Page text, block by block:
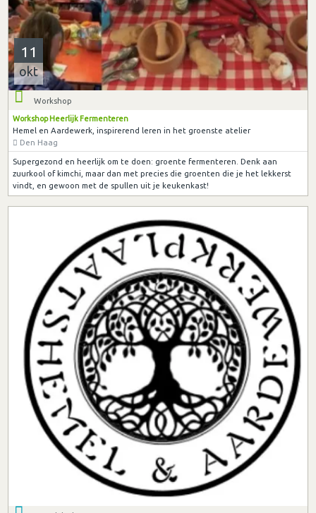
11
okt
Workshop
Workshop Heerlijk Fermenteren
Hemel en Aardewerk, inspirerend leren in het groenste atelier
Den Haag
Supergezond en heerlijk om te doen: groente fermenteren. Denk aan
zuurkool of kimchi, maar dan met precies die groenten die je het lekkerst
vindt, en gewoon met de spullen uit je keukenkast!